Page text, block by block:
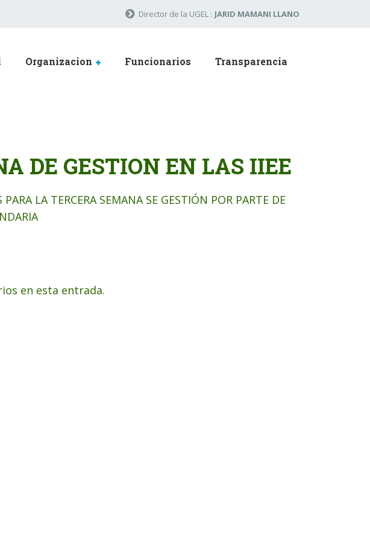
Director de la UGEL : JARID MAMANI LLANO
Organizacion Funcionarios Transparencia
DE GESTION EN LAS IIEE
LA TERCERA SEMANA SE GESTIÓN POR PARTE DE
en esta entrada.